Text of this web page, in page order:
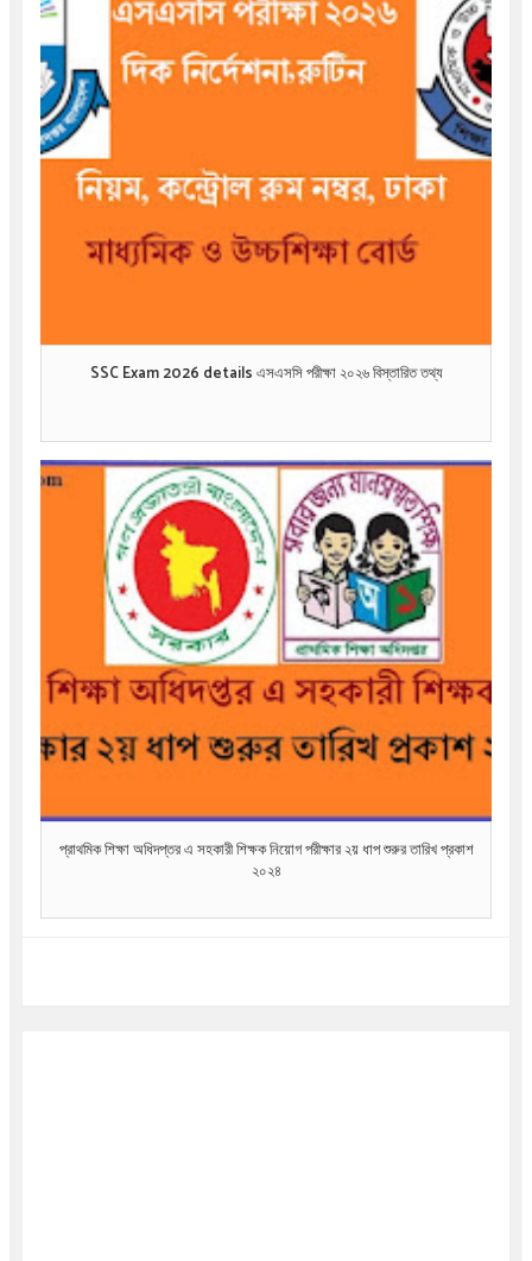
SSC Exam 2026 details এসএসসি পরীক্ষা ২০২৬ বিস্তারিত তথ্য
প্রাথমিক শিক্ষা অধিদপ্তর এ সহকারী শিক্ষক নিয়োগ পরীক্ষার ২য় ধাপ শুরুর তারিখ প্রকাশ
২০২৪